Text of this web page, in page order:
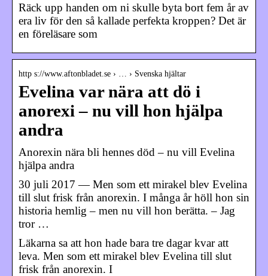
Räck upp handen om ni skulle byta bort fem år av
era liv för den så kallade perfekta kroppen? Det är
en föreläsare som
http s://www.aftonbladet.se › … › Svenska hjältar
Evelina var nära att dö i
anorexi – nu vill hon hjälpa
andra
Anorexin nära bli hennes död – nu vill Evelina
hjälpa andra
30 juli 2017 — Men som ett mirakel blev Evelina
till slut frisk från anorexin. I många år höll hon sin
historia hemlig – men nu vill hon berätta. – Jag
tror …
Läkarna sa att hon hade bara tre dagar kvar att
leva. Men som ett mirakel blev Evelina till slut
frisk från anorexin. I